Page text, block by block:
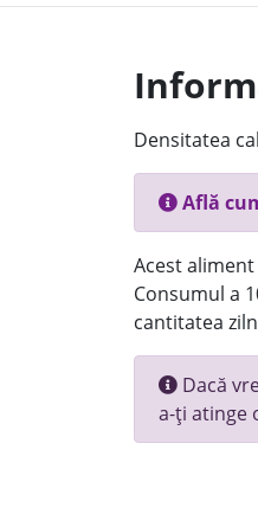
Densitatea
Află
Acest
Consumul a
cantitatea
Dacă
a-ți atinge